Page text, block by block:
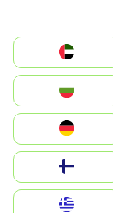
الإمارات العربية المتحدة
Switzerland
Deutschland
United Kingdom
Magyarország